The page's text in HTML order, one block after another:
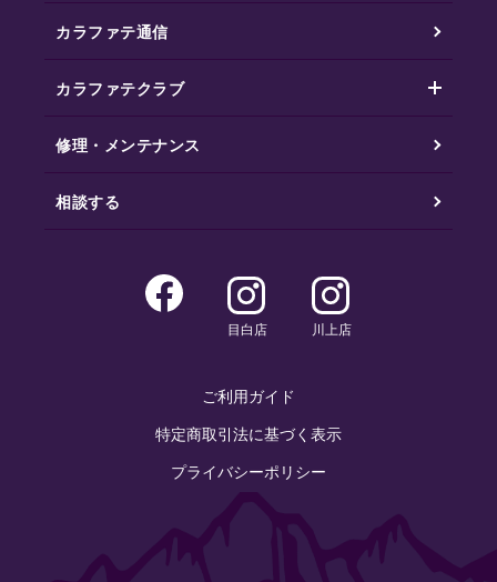
カラファテ通信
カラファテクラブ
修理・メンテナンス
相談する
目白店 川上店
ご利用ガイド
特定商取引法に基づく表示
プライバシーポリシー